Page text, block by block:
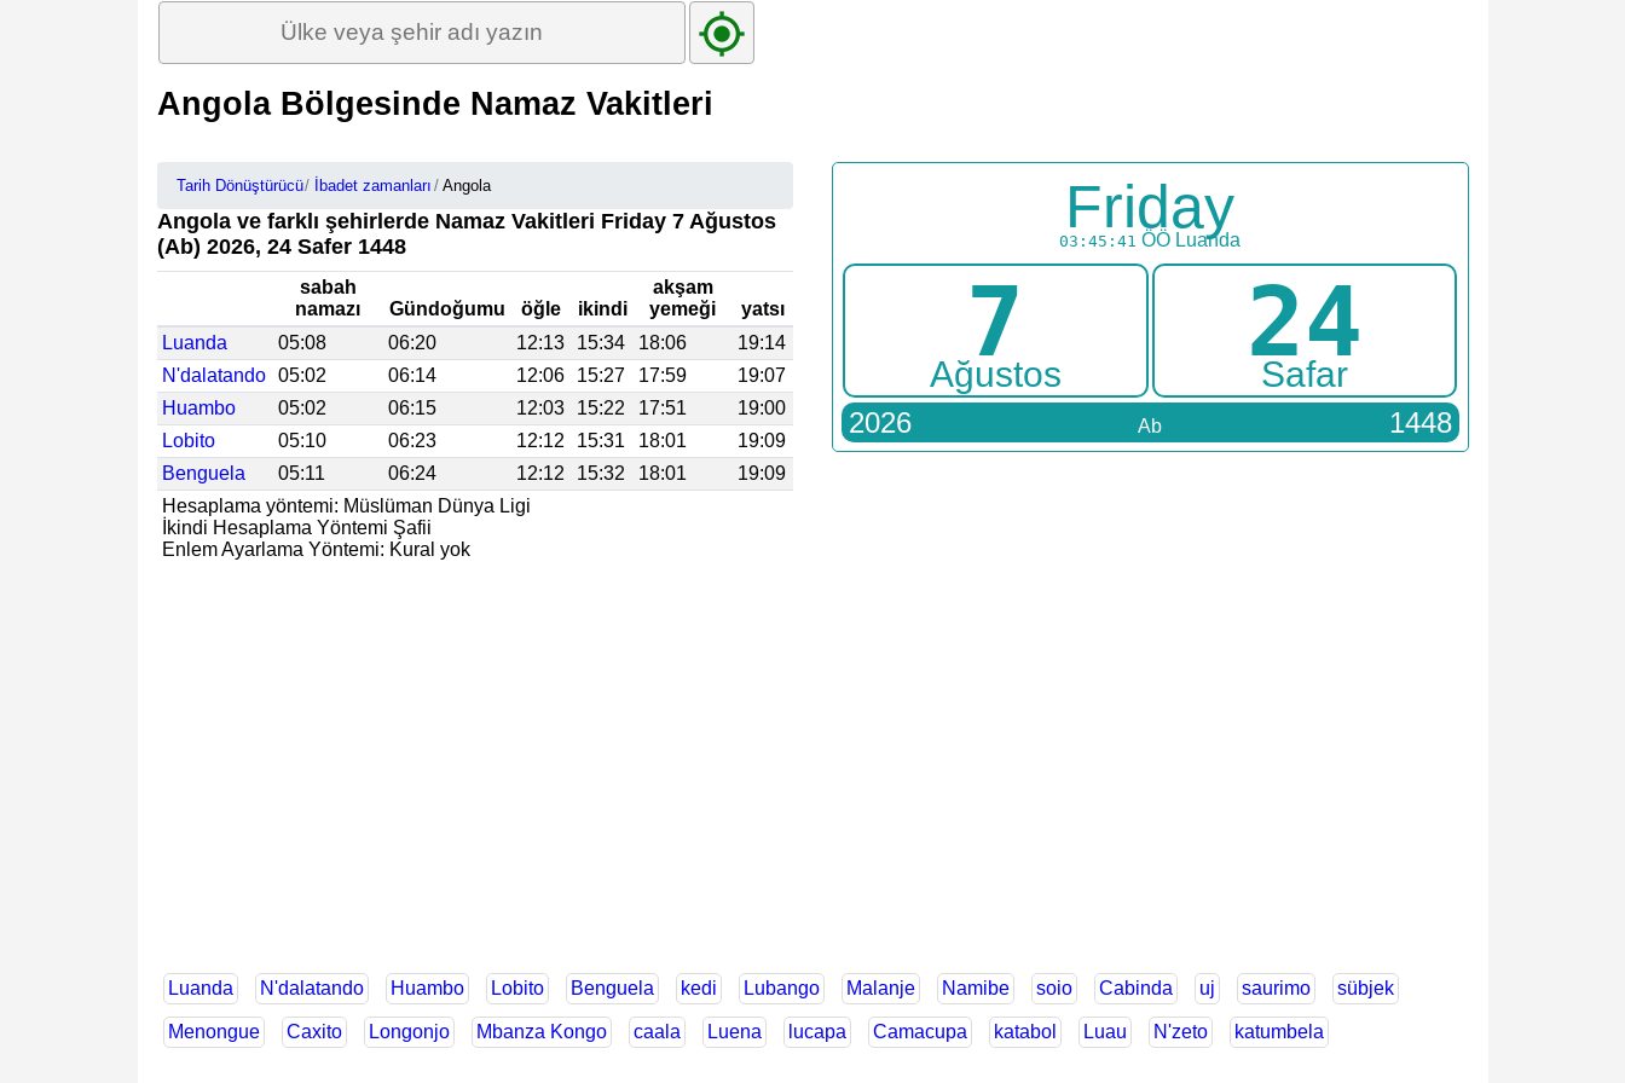
Angola Bölgesinde Namaz Vakitleri
Tarih Dönüştürücü İbadet zamanları Angola
Angola ve farklı şehirlerde Namaz Vakitleri Friday 7 Ağustos
(Ab) 2026, 24 Safer 1448
sabah
namazı
Gündoğumu öğle ikindi
akşam
yemeği
yatsı
Luanda
05:08 06:20 12:13 15:34 18:06
19:14
N'dalatando
05:02 06:14 12:06 15:27 17:59
19:07
Huambo
05:02 06:15 12:03 15:22 17:51
19:00
Lobito
05:10 06:23 12:12 15:31 18:01
19:09
Benguela
05:11 06:24 12:12 15:32 18:01
19:09
Hesaplama yöntemi: Müslüman Dünya Ligi
İkindi Hesaplama Yöntemi Şafii
Enlem Ayarlama Yöntemi: Kural yok
Friday
03:45:41 ÖÖ Luanda
7
Ağustos 24
Safar
2026 Ab 1448
Luanda N'dalatando Huambo Lobito Benguela kedi Lubango Malanje Namibe soio Cabinda uj saurimo sübjek
Menongue Caxito Longonjo Mbanza Kongo caala Luena lucapa Camacupa katabol Luau N'zeto katumbela